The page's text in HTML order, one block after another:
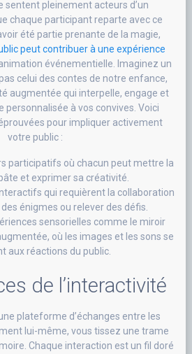
sentent pleinement acteurs d’un
chaque participant reparte avec ce
été partie prenante de la magie,
peut contribuer à une expérience
animation événementielle. Imaginez un
celui des contes de notre enfance,
augmentée qui interpelle, engage et
personnalisée à vos convives. Voici
pour impliquer activement
votre public :
participatifs où chacun peut mettre la
et exprimer sa créativité.
qui requièrent la collaboration
énigmes ou relever des défis.
sensorielles comme le miroir
où les images et les sons se
aux réactions du public.
de l’interactivité
plateforme d’échanges entre les
lui-même, vous tissez une trame
Chaque interaction est un fil doré